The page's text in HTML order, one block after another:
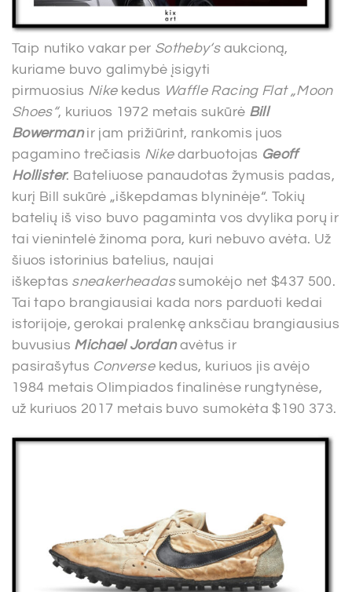
Taip nutiko vakar per Sotheby‘saukcioną,
kuriame buvo galimybė įsigyti
pirmuosius Nikekedus Waffle Racing Flat „Moon
Shoes“, kuriuos 1972 metais sukūrė Bill
Bowermanir jam prižiūrint, rankomis juos
pagamino trečiasis Nikedarbuotojas Geoff
Hollister. Bateliuose panaudotas žymusis padas,
kurį Bill sukūrė „iškepdamas blyninėje“. Tokių
batelių iš viso buvo pagaminta vos dvylika porų ir
tai vienintelė žinoma pora, kuri nebuvo avėta. Už
šiuos istorinius batelius, naujai
iškeptas sneakerheadassumokėjo net $437 500.
Tai tapo brangiausiai kada nors parduoti kedai
istorijoje, gerokai pralenkę anksčiau brangiausius
buvusius Michael Jordanavėtus ir
pasirašytus Conversekedus, kuriuos jis avėjo
1984 metais Olimpiados finalinėse rungtynėse,
už kuriuos 2017 metais buvo sumokėta $190 373.